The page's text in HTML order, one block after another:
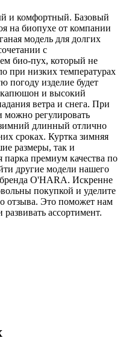
и комфортный. Базовый
на биопухе от компании
модель для долгих
с
био-пух, который не
при низких температурах
погоду изделие будет
капюшон и высокий
ветра и снега. При
регулировать
длинный отлично
сроках. Куртка зимняя
размеры, так и
премиум качества по
другие модели нашего
O'HARA. Искренне
покупкой и уделите
отзыва. Это поможет нам
ассортимент.